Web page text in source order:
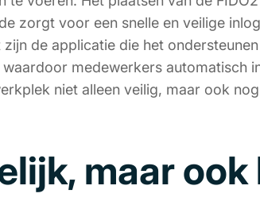
zorgt voor een snelle en veilige
de applicatie die het
medewerkers automatisch
niet alleen veilig, maar ook
maar ook